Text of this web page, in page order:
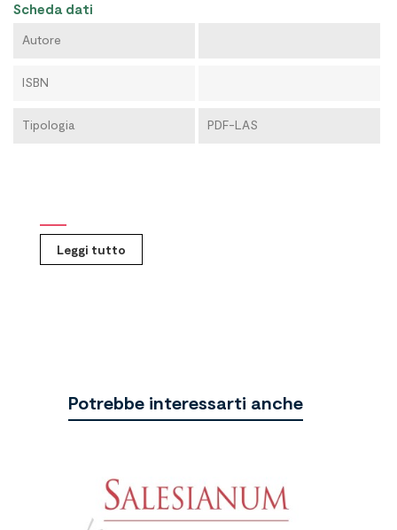
Scheda dati
Autore
ISBN
Tipologia PDF-LAS
Leggi tutto
Potrebbe interessarti anche